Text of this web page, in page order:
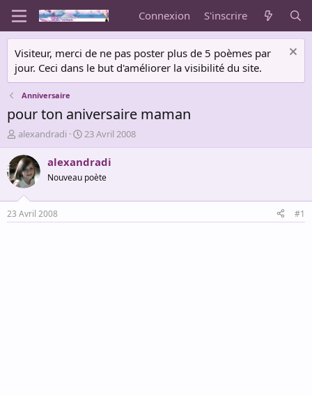
Connexion S'inscrire
Visiteur, merci de ne pas poster plus de 5 poèmes par
jour. Ceci dans le but d'améliorer la visibilité du site.
Anniversaire
pour ton aniversaire maman
A
u
t
e
u
r
d
e
alexandradi
D
a
t
d
é
23 Avril 2008
alexandradi
Nouveau poète
23 Avril 2008 #1